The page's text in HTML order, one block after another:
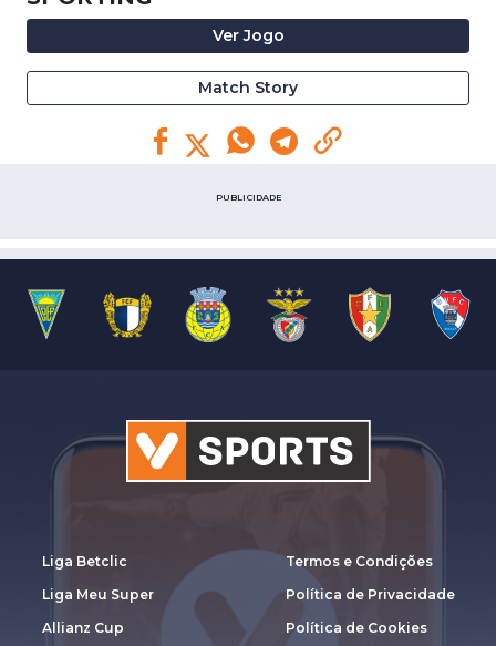
Ver Jogo
Match Story
PUBLICIDADE
Liga Betclic
Liga Meu Super
Allianz Cup
Termos e Condições
Política de Privacidade
Política de Cookies